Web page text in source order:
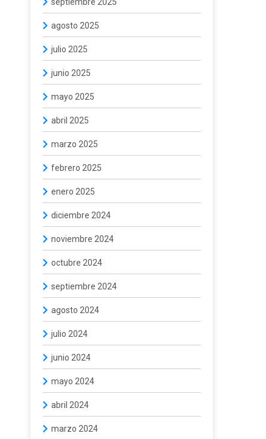
agosto 2025
julio 2025
junio 2025
mayo 2025
abril 2025
marzo 2025
febrero 2025
enero 2025
diciembre 2024
noviembre 2024
octubre 2024
septiembre 2024
agosto 2024
julio 2024
junio 2024
mayo 2024
abril 2024
marzo 2024